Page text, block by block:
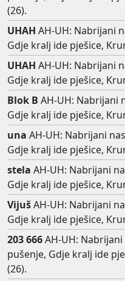
(26).
UHAH AH-UH: Nabrijani
Gdje kralj ide pješice,
UHAH AH-UH: Nabrijani
Gdje kralj ide pješice,
Blok B AH-UH: Nabrijani
Gdje kralj ide pješice,
una AH-UH: Nabrijani
Gdje kralj ide pješice,
stela AH-UH: Nabrijani
Gdje kralj ide pješice,
VijušAH-UH: Nabrijani
Gdje kralj ide pješice,
203 666AH-UH:
pušenje, Gdje kralj ide
(26).